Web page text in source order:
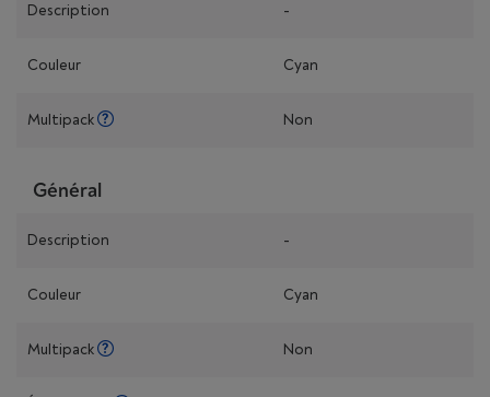
Description -
Couleur Cyan
Multipack Non
Général
Description -
Couleur Cyan
Multipack Non